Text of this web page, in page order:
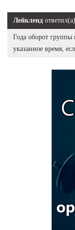
Лейкленд ответил(а)
Года оборот группы
указанное время,